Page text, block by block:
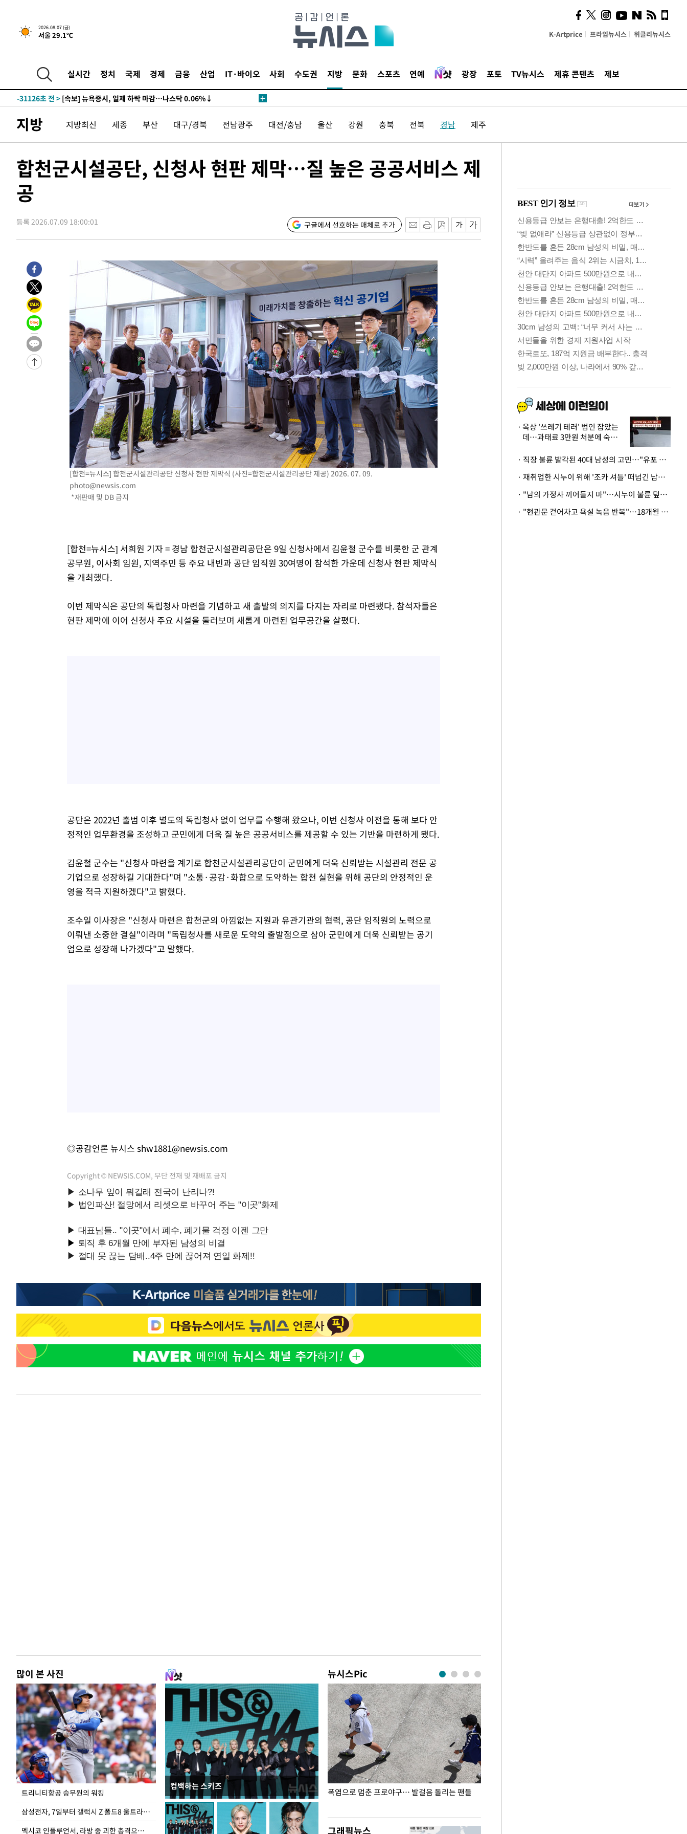
2026.08.07 (금)
서울 29.1℃ K-Artprice 프라임뉴시스 위클리뉴시스
실시간 정치 국제 경제 금융 산업 IT·바이오 사회 수도권 지방 문화 스포츠 연예 광장 포토 TV뉴시스 제휴 콘텐츠 제보
-31126초 전 > [속보] 뉴욕증시, 일제 하락 마감…나스닥 0.06%↓
지방 지방최신 세종 부산 대구/경북 전남광주 대전/충남 울산 강원 충북 전북 경남 제주
합천군시설공단, 신청사 현판 제막…질 높은 공공서비스 제
공
등록 2026.07.09 18:00:01 구글에서 선호하는 매체로 추가
[합천=뉴시스] 합천군시설관리공단 신청사 현판 제막식 (사진=합천군시설관리공단 제공) 2026. 07. 09.
photo@newsis.com
*재판매 및 DB 금지
[합천=뉴시스] 서희원 기자 = 경남 합천군시설관리공단은 9일 신청사에서 김윤철 군수를 비롯한 군 관계
공무원, 이사회 임원, 지역주민 등 주요 내빈과 공단 임직원 30여명이 참석한 가운데 신청사 현판 제막식
을 개최했다.
이번 제막식은 공단의 독립청사 마련을 기념하고 새 출발의 의지를 다지는 자리로 마련됐다. 참석자들은
현판 제막에 이어 신청사 주요 시설을 둘러보며 새롭게 마련된 업무공간을 살폈다.
공단은 2022년 출범 이후 별도의 독립청사 없이 업무를 수행해 왔으나, 이번 신청사 이전을 통해 보다 안
정적인 업무환경을 조성하고 군민에게 더욱 질 높은 공공서비스를 제공할 수 있는 기반을 마련하게 됐다.
김윤철 군수는 "신청사 마련을 계기로 합천군시설관리공단이 군민에게 더욱 신뢰받는 시설관리 전문 공
기업으로 성장하길 기대한다"며 "소통·공감·화합으로 도약하는 합천 실현을 위해 공단의 안정적인 운
영을 적극 지원하겠다"고 밝혔다.
조수일 이사장은 "신청사 마련은 합천군의 아낌없는 지원과 유관기관의 협력, 공단 임직원의 노력으로
이뤄낸 소중한 결실"이라며 "독립청사를 새로운 도약의 출발점으로 삼아 군민에게 더욱 신뢰받는 공기
업으로 성장해 나가겠다"고 말했다.
◎공감언론 뉴시스 shw1881@newsis.com
Copyright © NEWSIS.COM, 무단 전재 및 재배포 금지
많이 본 사진
트리니티항공 승무원의 워킹
삼성전자, 7일부터 갤럭시 Z 폴드8 울트라·폴드8·플립8 출시
멕시코 인플루언서, 라방 중 괴한 총격으로 사망
컴백하는 스키즈
뉴시스Pic
입추 하루 앞둔 전남광주… 열화상 카메라에 담긴
폭염
폭염으로 멈춘 프로야구… 발걸음 돌리는 팬들
그래픽뉴스
의견, 국토부·LH에 충실히
전달할 것"
옥상 '쓰레기 테러' 범인 잡았는
데…과태료 3만원 처분에 숙박업
· 직장 불륜 발각된 40대 남성의 고민…"유포 동료 명예훼손·협박죄 고소 가능할까"
· 재취업한 시누이 위해 '조카 셔틀' 떠넘긴 남편…아내 "난 못한다"
· "남의 가정사 끼어들지 마"…시누이 불륜 덮으려는 남편에 억울한 아내
· "현관문 걷어차고 욕설 녹음 반복"…18개월 아기 키우는 집 뒤흔든 '앞집의 비극'